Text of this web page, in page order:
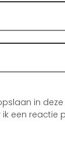
in
een reactie